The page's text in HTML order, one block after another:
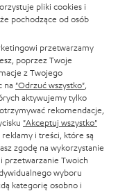
pliki cookies i
pochodzące od osób
przetwarzamy
poprzez Twoje
z Twojego
na "Odrzuć wszystko"
aktywujemy tylko
rekomendacje,
"Akceptuj wszystko"
i treści, które są
zgodę na wykorzystanie
przetwarzanie Twoich
wyboru
kategorię osobno i